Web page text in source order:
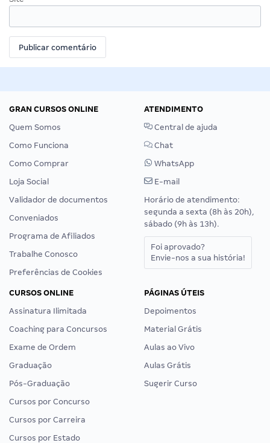
GRAN CURSOS ONLINE
Quem Somos
Como Funciona
Como Comprar
Loja Social
Validador de documentos
Conveniados
Programa de Afiliados
Trabalhe Conosco
Preferências de Cookies
ATENDIMENTO
Central de ajuda
Chat
WhatsApp
E-mail
Horário de atendimento:
segunda a sexta (8h às 20h),
sábado (9h às 13h).
Foi aprovado?
Envie-nos a sua história!
CURSOS ONLINE
Assinatura Ilimitada
Coaching para Concursos
Exame de Ordem
Graduação
Pós-Graduação
Cursos por Concurso
Cursos por Carreira
Cursos por Estado
PÁGINAS ÚTEIS
Depoimentos
Material Grátis
Aulas ao Vivo
Aulas Grátis
Sugerir Curso